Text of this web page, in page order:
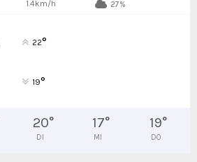
1.4km/h 27%
22°
19°
20°
DI
17°
MI
19°
DO